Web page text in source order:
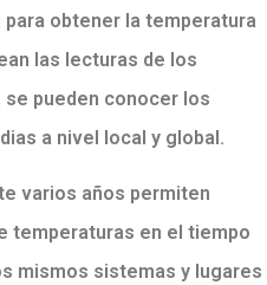
obtener la temperatura
las lecturas de los
pueden conocer los
a nivel local y global.
varios años permiten
temperaturas en el tiempo
mismos sistemas y lugares